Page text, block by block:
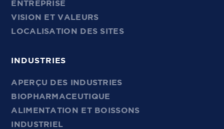
ENTREPRISE
VISION ET VALEURS
LOCALISATION DES SITES
INDUSTRIES
APERÇU DES INDUSTRIES
BIOPHARMACEUTIQUE
ALIMENTATION ET BOISSONS
INDUSTRIEL